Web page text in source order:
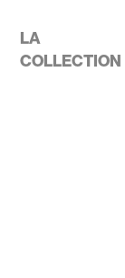
LA
COLLECTION